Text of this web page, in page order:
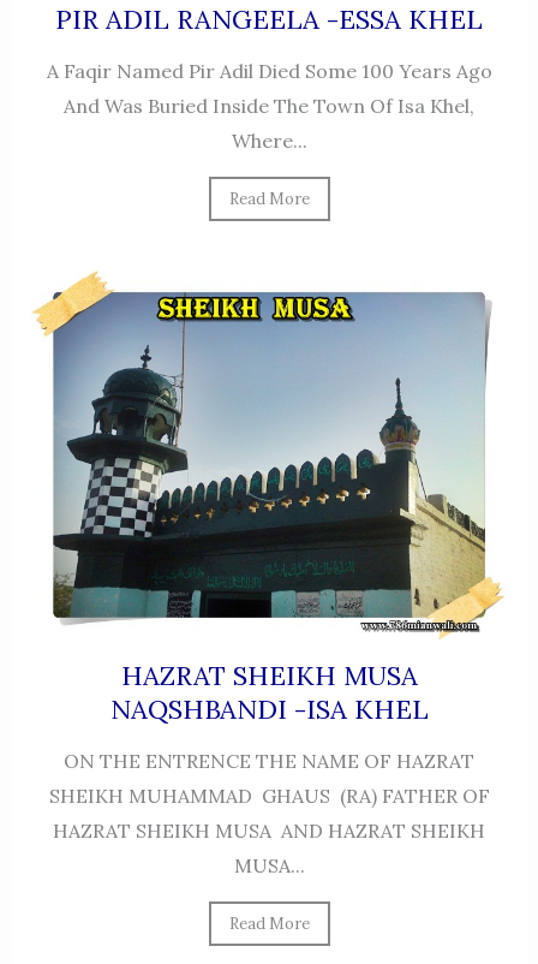
PIR ADIL RANGEELA -ESSA KHEL
A Faqir Named Pir Adil Died Some 100 Years Ago
And Was Buried Inside The Town Of Isa Khel,
Where...
Read More
HAZRAT SHEIKH MUSA
NAQSHBANDI -ISA KHEL
ON THE ENTRENCE THE NAME OF HAZRAT
SHEIKH MUHAMMAD GHAUS (RA) FATHER OF
HAZRAT SHEIKH MUSA AND HAZRAT SHEIKH
MUSA...
Read More